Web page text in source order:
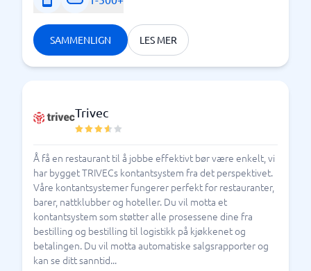
SAMMENLIGN LES MER
Trivec
Å få en restaurant til å jobbe effektivt bør være enkelt, vi
har bygget TRIVECs kontantsystem fra det perspektivet.
Våre kontantsystemer fungerer perfekt for restauranter,
barer, nattklubber og hoteller. Du vil motta et
kontantsystem som støtter alle prosessene dine fra
bestilling og bestilling til logistikk på kjøkkenet og
betalingen. Du vil motta automatiske salgsrapporter og
kan se ditt sanntid...